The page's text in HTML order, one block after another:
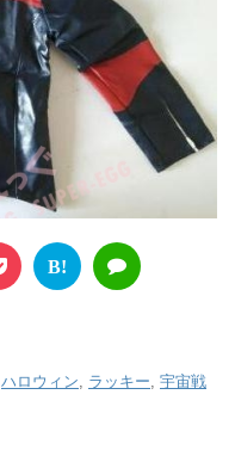
B!
ハロウィン, ラッキー, 宇宙戦